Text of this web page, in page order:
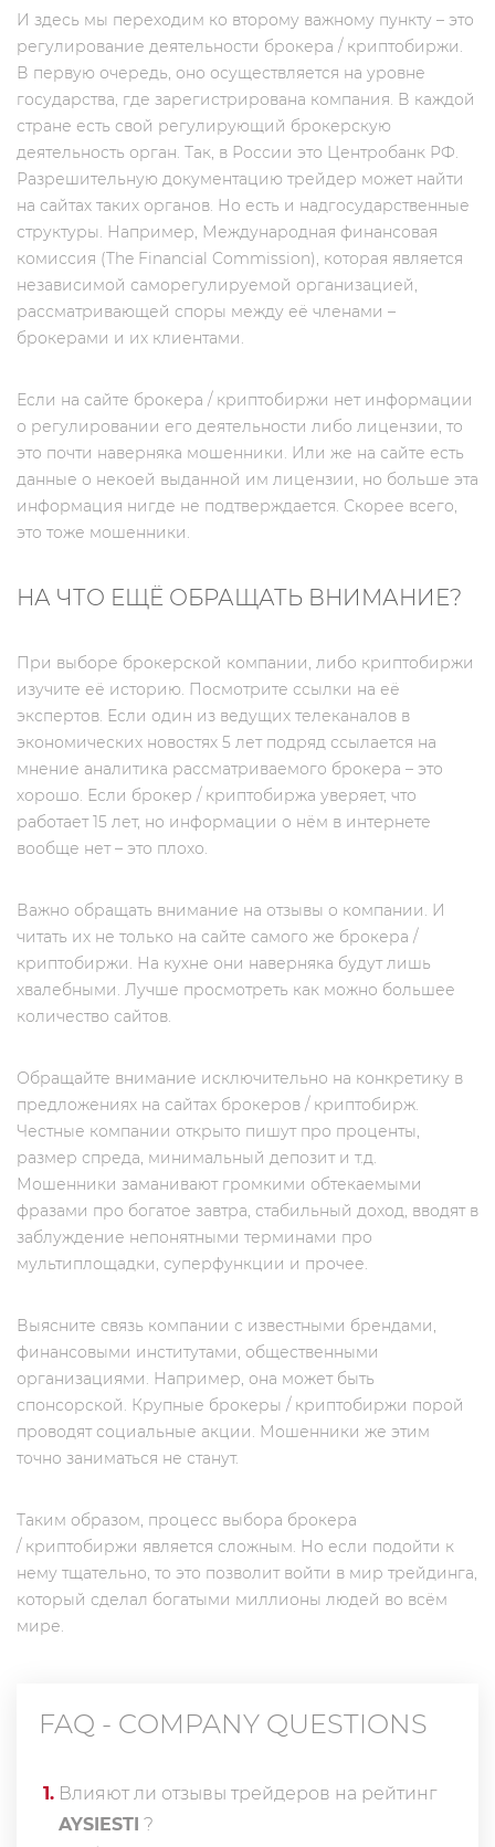
И здесь мы переходим ко второму важному пункту – это
регулирование деятельности брокера / криптобиржи.
В первую очередь, оно осуществляется на уровне
государства, где зарегистрирована компания. В каждой
стране есть свой регулирующий брокерскую
деятельность орган. Так, в России это Центробанк РФ.
Разрешительную документацию трейдер может найти
на сайтах таких органов. Но есть и надгосударственные
структуры. Например, Международная финансовая
комиссия (The Financial Commission), которая является
независимой саморегулируемой организацией,
рассматривающей споры между её членами –
брокерами и их клиентами.
Если на сайте брокера / криптобиржи нет информации
о регулировании его деятельности либо лицензии, то
это почти наверняка мошенники. Или же на сайте есть
данные о некоей выданной им лицензии, но больше эта
информация нигде не подтверждается. Скорее всего,
это тоже мошенники.
НА ЧТО ЕЩЁ ОБРАЩАТЬ ВНИМАНИЕ?
При выборе брокерской компании, либо криптобиржи
изучите её историю. Посмотрите ссылки на её
экспертов. Если один из ведущих телеканалов в
экономических новостях 5 лет подряд ссылается на
мнение аналитика рассматриваемого брокера – это
хорошо. Если брокер / криптобиржа уверяет, что
работает 15 лет, но информации о нём в интернете
вообще нет – это плохо.
Важно обращать внимание на отзывы о компании. И
читать их не только на сайте самого же брокера /
криптобиржи. На кухне они наверняка будут лишь
хвалебными. Лучше просмотреть как можно большее
количество сайтов.
Обращайте внимание исключительно на конкретику в
предложениях на сайтах брокеров / криптобирж.
Честные компании открыто пишут про проценты,
размер спреда, минимальный депозит и т.д.
Мошенники заманивают громкими обтекаемыми
фразами про богатое завтра, стабильный доход, вводят в
заблуждение непонятными терминами про
мультиплощадки, суперфункции и прочее.
Выясните связь компании с известными брендами,
финансовыми институтами, общественными
организациями. Например, она может быть
спонсорской. Крупные брокеры / криптобиржи порой
проводят социальные акции. Мошенники же этим
точно заниматься не станут.
Таким образом, процесс выбора брокера
/ криптобиржи является сложным. Но если подойти к
нему тщательно, то это позволит войти в мир трейдинга,
который сделал богатыми миллионы людей во всём
мире.
FAQ - COMPANY QUESTIONS
1. Влияют ли отзывы трейдеров на рейтинг
AYSIESTI ?